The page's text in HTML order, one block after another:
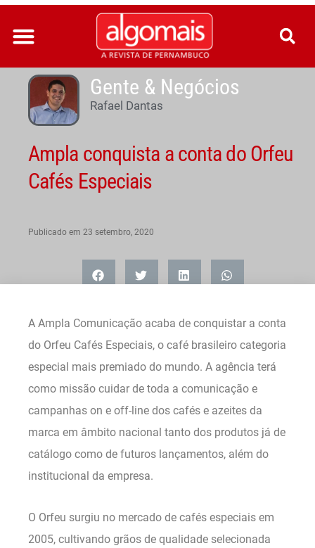
Ir
para
conteúdo
Gente & Negócios
Rafael Dantas
Ampla conquista a conta do Orfeu
Cafés Especiais
Publicado em 23 setembro, 2020
A Ampla Comunicação acaba de conquistar a conta
do Orfeu Cafés Especiais, o café brasileiro categoria
especial mais premiado do mundo. A agência terá
como missão cuidar de toda a comunicação e
campanhas on e off-line dos cafés e azeites da
marca em âmbito nacional tanto dos produtos já de
catálogo como de futuros lançamentos, além do
institucional da empresa.
O Orfeu surgiu no mercado de cafés especiais em
2005, cultivando grãos de qualidade selecionada